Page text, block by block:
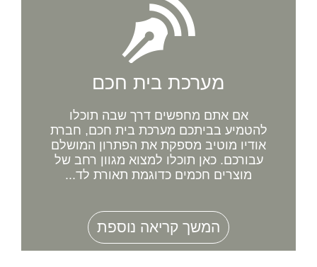
מערכת בית חכם
אם אתם מחפשים דרך שבה תוכלו
להטמיע בביתכם מערכת בית חכם, חברת
אודיו מוטיב מספקת את הפתרון המושלם
עבורכם. כאן תוכלו למצוא מגוון רחב של
מוצרים חכמים כדוגמת תאורת לד...
המשך קריאה נוספת